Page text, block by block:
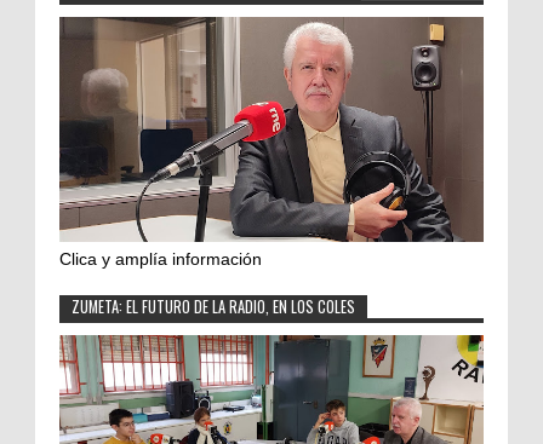
Clica y amplía información
ZUMETA: EL FUTURO DE LA RADIO, EN LOS COLES